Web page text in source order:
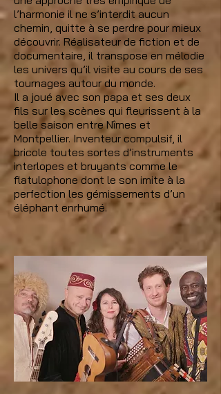
l’harmonie il ne s’interdit aucun
chemin, quitte à se perdre pour mieux
découvrir. Réalisateur de fiction et de
documentaire, il transpose en mélodie
les univers qu’il visite au cours de ses
tournages autour du monde.
Il a joué avec son papa et ses deux
fils sur les scènes qui fleurissent à la
belle saison entre Nîmes et
Montpellier. Inventeur compulsif, il
bricole toutes sortes d’instruments
interlopes et bruyants comme le
flatulophone dont le son imite à la
perfection les gémissements d’un
éléphant enrhumé.